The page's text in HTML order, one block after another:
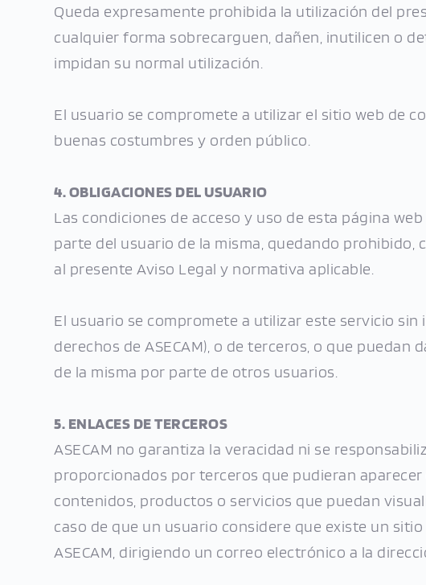
Queda expresamente prohibida la utilización del
cualquier forma sobrecarguen, dañen, inutilicen o
impidan su normal utilización.
El usuario se compromete a utilizar el sitio web de
buenas costumbres y orden público.
4. OBLIGACIONES DEL USUARIO
Las condiciones de acceso y uso de esta página
parte del usuario de la misma, quedando prohibido,
al presente Aviso Legal y normativa aplicable.
El usuario se compromete a utilizar este servicio
derechos de ASECAM), o de terceros, o que
de la misma por parte de otros usuarios.
5. ENLACES DE TERCEROS
ASECAM no garantiza la veracidad ni se
proporcionados por terceros que pudieran aparecer
contenidos, productos o servicios que puedan
caso de que un usuario considere que existe un
ASECAM, dirigiendo un correo electrónico a la